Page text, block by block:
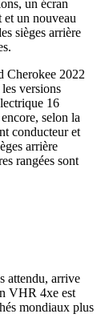
un écran
et un nouveau
sièges arrière
Cherokee 2022
versions
16
selon la
conducteur et
arrière
rangées sont
attendu, arrive
VHR 4xe est
mondiaux plus